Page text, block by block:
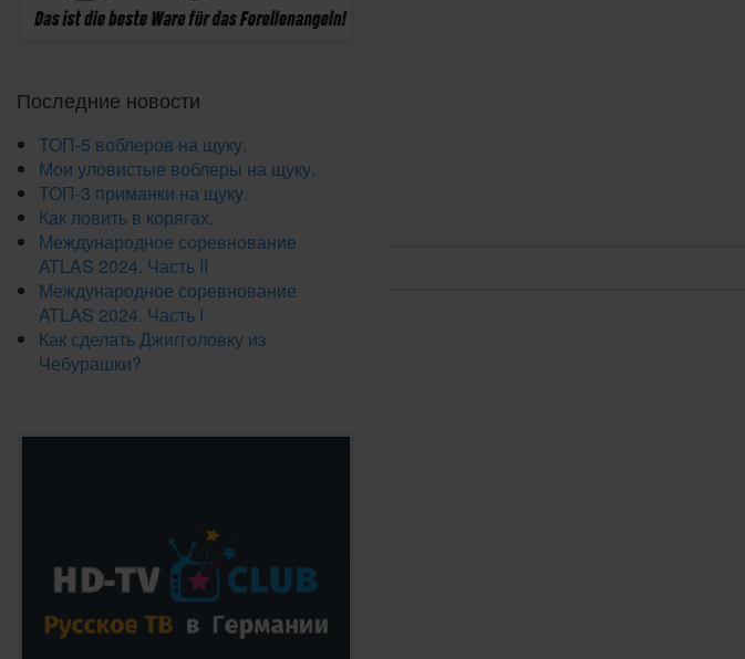
Последние новости
ТОП-5 воблеров на щуку.
Мои уловистые воблеры на щуку.
ТОП-3 приманки на щуку.
Как ловить в корягах.
Международное соревнование
ATLAS 2024. Часть II
Международное соревнование
ATLAS 2024. Часть I
Как сделать Джигголовку из
Чебурашки?